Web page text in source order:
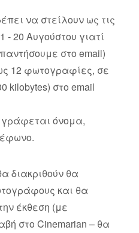
να στείλουν ως τις
- 20 Αυγούστου γιατί
στο email)
12 φωτογραφίες, σε
kilobytes) στο email
όνομα,
διακριθούν θα
και θα
έκθεση (με
στο Cinemarian – θα